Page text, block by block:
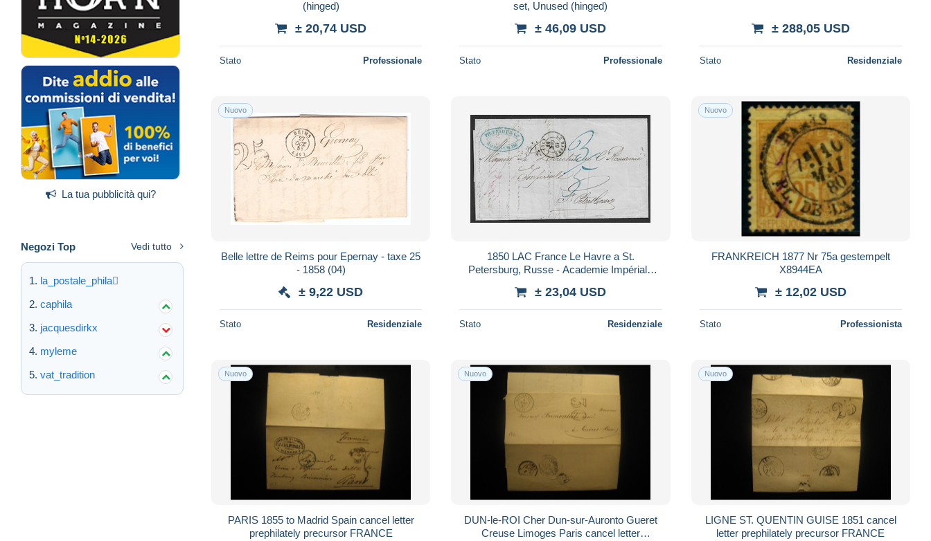
La tua pubblicità qui?
Negozi Top Vedi tutto
la_postale_phila
caphila
jacquesdirkx
myleme
vat_tradition
(hinged)
± 20,74 USD
Stato Professionale
set, Unused (hinged)
± 46,09 USD
Stato Professionale
± 288,05 USD
Stato Residenziale
Nuovo
Belle lettre de Reims pour Epernay - taxe 25
- 1858 (04)
± 9,22 USD
Stato Residenziale
1850 LAC France Le Havre a St.
Petersburg, Russe - Academie Impériale
± 23,04 USD
Stato Residenziale
Nuovo
FRANKREICH 1877 Nr 75a gestempelt
X8944EA
± 12,02 USD
Stato Professionista
Nuovo
PARIS 1855 to Madrid Spain cancel letter
prephilately precursor FRANCE
Nuovo
DUN-le-ROI Cher Dun-sur-Auronto Gueret
Creuse Limoges Paris cancel letter
Nuovo
LIGNE ST. QUENTIN GUISE 1851 cancel
letter prephilately precursor FRANCE